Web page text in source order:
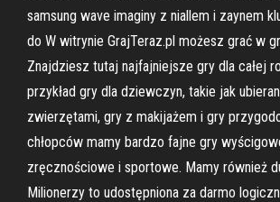
samsung wave imaginy z niallem i zaynem
do W witrynie GrajTeraz.pl możesz grać w
Znajdziesz tutaj najfajniejsze gry dla całej
przykład gry dla dziewczyn, takie jak
zwierzętami, gry z makijażem i gry
chłopców mamy bardzo fajne gry
zręcznościowe i sportowe. Mamy również
Milionerzy to udostępniona za darmo